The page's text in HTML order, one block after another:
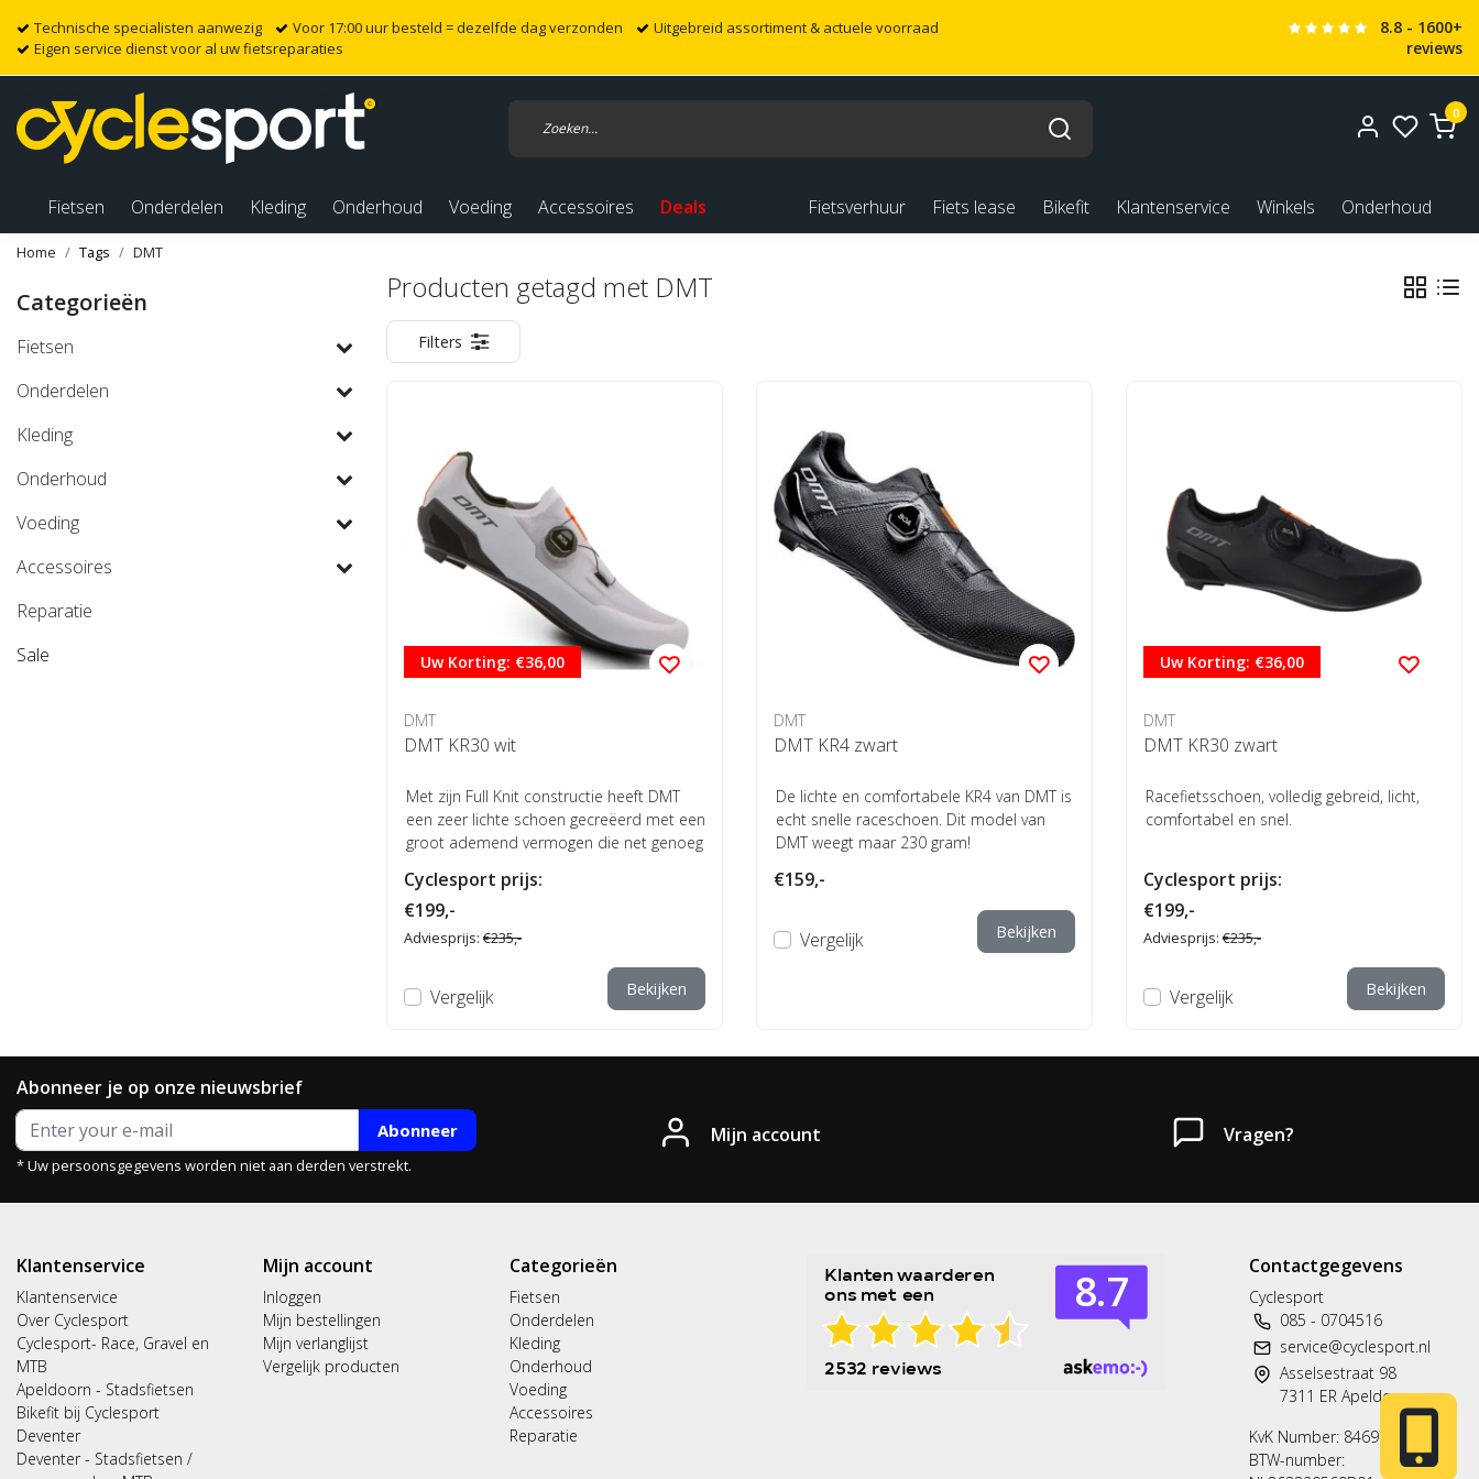
Technische specialisten aanwezig Voor 17:00 uur besteld = dezelfde dag verzonden
Uitgebreid assortiment & actuele voorraad
Eigen service dienst voor al uw fietsreparaties
8.8 - 1600+
reviews
0
Fietsen Onderdelen Kleding Onderhoud Voeding Accessoires Deals Fietsverhuur Fiets lease Bikefit Klantenservice Winkels Onderhoud
Home Tags DMT
Categorieën
Fietsen
Onderdelen
Kleding
Onderhoud
Voeding
Accessoires
Reparatie
Sale
Producten getagd met DMT
Filters
Uw Korting: €36,00
DMT
DMT KR30 wit
Met zijn Full Knit constructie heeft DMT
een zeer lichte schoen gecreëerd met een
groot ademend vermogen die net genoeg
Cyclesport prijs:
€199,-
Adviesprijs: €235,-
Vergelijk Bekijken
DMT
DMT KR4 zwart
De lichte en comfortabele KR4 van DMT is
echt snelle raceschoen. Dit model van
DMT weegt maar 230 gram!
€159,-
Vergelijk Bekijken
Uw Korting: €36,00
DMT
DMT KR30 zwart
Racefietsschoen, volledig gebreid, licht,
comfortabel en snel.
Cyclesport prijs:
€199,-
Adviesprijs: €235,-
Vergelijk Bekijken
Abonneer je op onze nieuwsbrief
Abonneer
* Uw persoonsgegevens worden niet aan derden verstrekt.
Mijn account Vragen?
Klantenservice
Klantenservice
Over Cyclesport
Cyclesport- Race, Gravel en
MTB
Apeldoorn - Stadsfietsen
Bikefit bij Cyclesport
Deventer
Deventer - Stadsfietsen /
Mijn account
Inloggen
Mijn bestellingen
Mijn verlanglijst
Vergelijk producten
Categorieën
Fietsen
Onderdelen
Kleding
Onderhoud
Voeding
Accessoires
Reparatie
Contactgegevens
Cyclesport
085 - 0704516
service@cyclesport.nl
Asselsestraat 98
7311 ER Apeldoorn
KvK Number: 84697563
BTW-number:
Heb je een vraag?
Neem gerust contact met ons op.